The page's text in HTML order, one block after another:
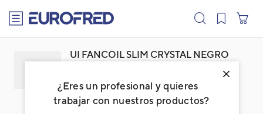
¿Eres un profesional y quieres
trabajar con nuestros productos?
UI FANCOIL SLIM CRYSTAL NEGRO
Familia: AIDASSBS
DAITSU
Código: 3IPH5024